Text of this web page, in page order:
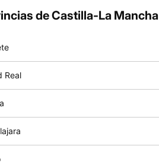
de Castilla-La Mancha
Real